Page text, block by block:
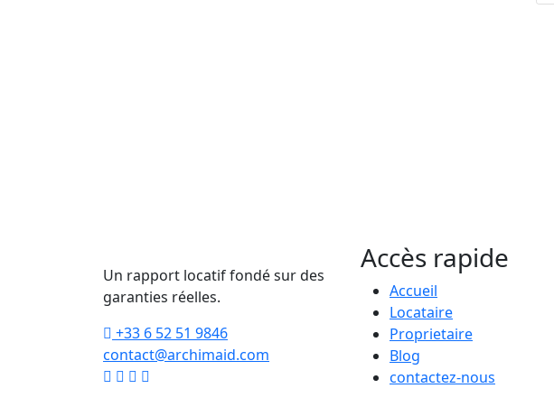
Un rapport locatif fondé sur des
garanties réelles.
+33 6 52 51 9846
contact@archimaid.com
Accès rapide
Accueil
Locataire
Proprietaire
Blog
contactez-nous